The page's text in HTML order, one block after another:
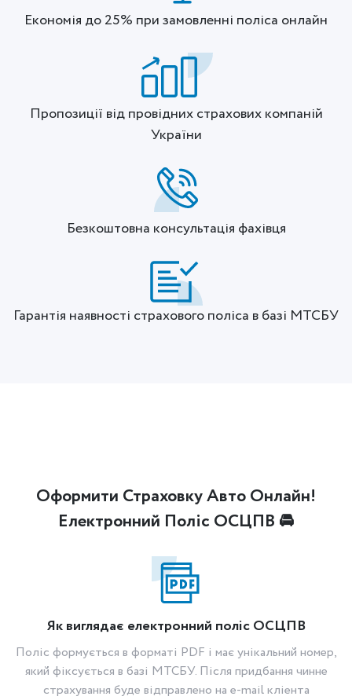
Економія до 25% при замовленні поліса онлайн
Пропозиції від провідних страхових компаній
України
Безкоштовна консультація фахівця
Гарантія наявності страхового поліса в базі МТСБУ
Оформити Страховку Авто Онлайн!
Електронний Поліс ОСЦПВ 🚘
Як виглядає електронний поліс ОСЦПВ
Поліс формується в форматі PDF і має унікальний номер,
який фіксується в базі МТСБУ. Після придбання чинне
страхування буде відправлено на e-mail кліента